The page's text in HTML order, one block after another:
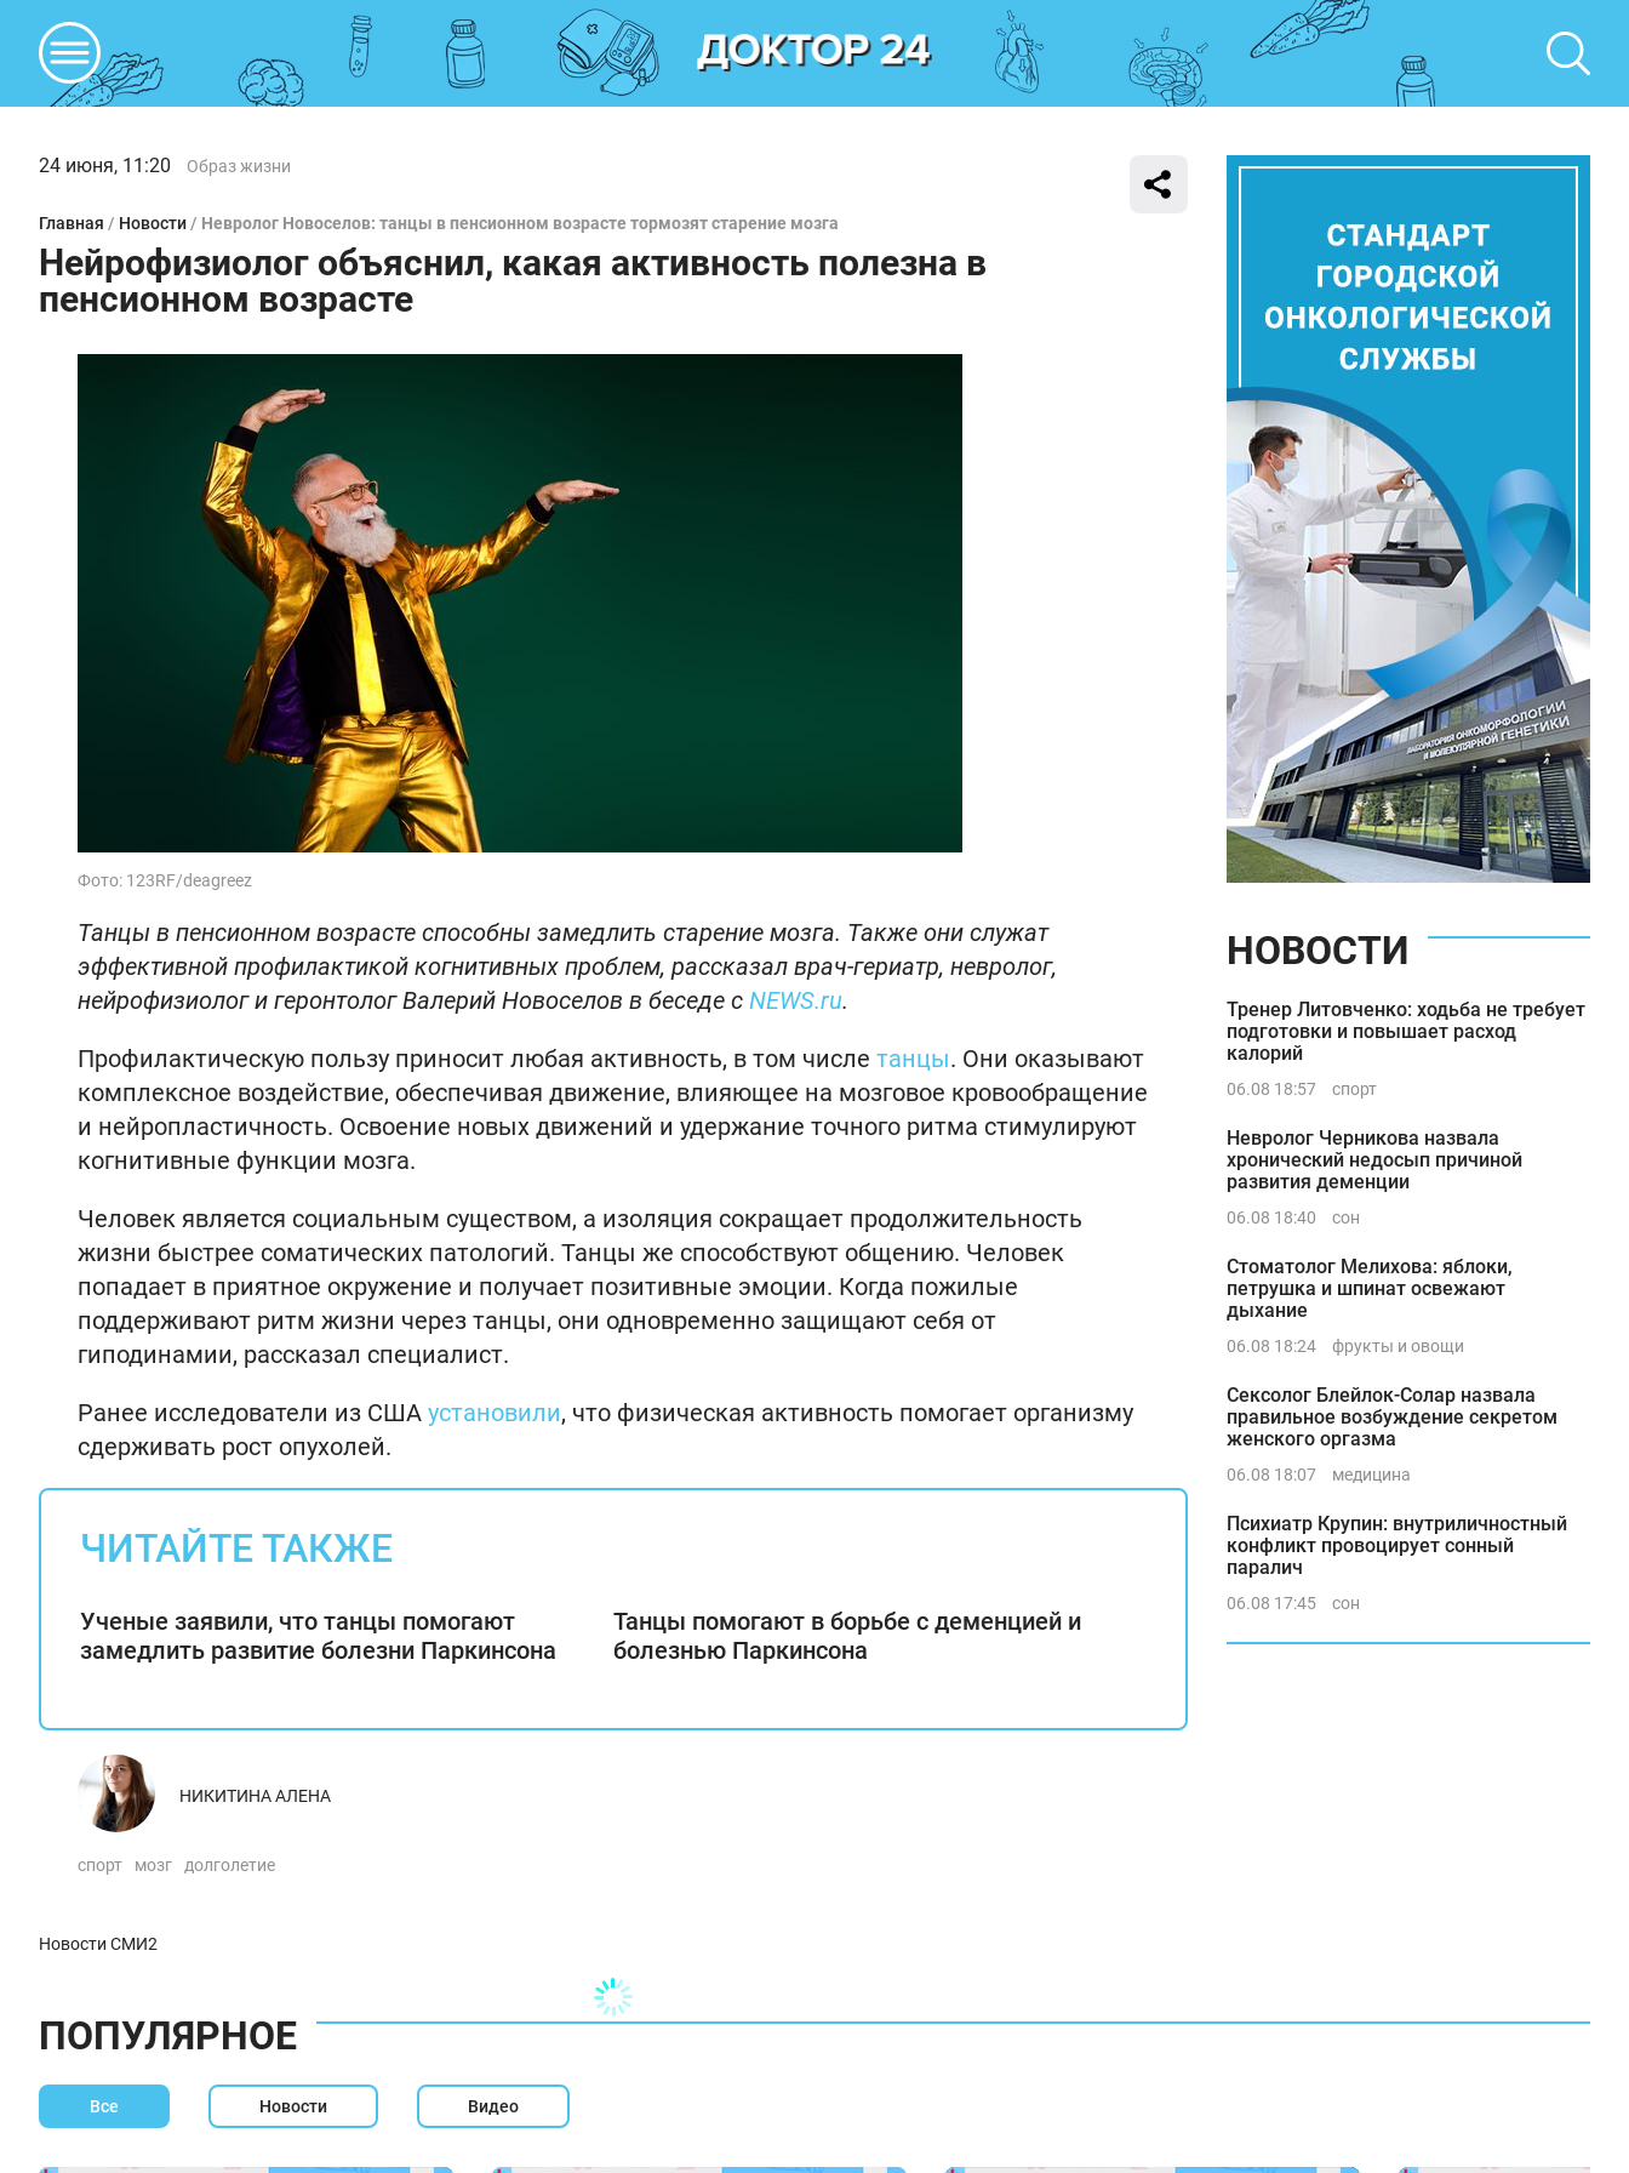
24 июня, 11:20 Образ жизни
Главная / Новости / Невролог Новоселов: танцы в пенсионном возрасте тормозят старение мозга
Нейрофизиолог объяснил, какая активность полезна в
пенсионном возрасте
Фото: 123RF/deagreez
Танцы в пенсионном возрасте способны замедлить старение мозга. Также они служат
эффективной профилактикой когнитивных проблем, рассказал врач-гериатр, невролог,
нейрофизиолог и геронтолог Валерий Новоселов в беседе с NEWS.ru.
Профилактическую пользу приносит любая активность, в том числе танцы. Они оказывают
комплексное воздействие, обеспечивая движение, влияющее на мозговое кровообращение
и нейропластичность. Освоение новых движений и удержание точного ритма стимулируют
когнитивные функции мозга.
Человек является социальным существом, а изоляция сокращает продолжительность
жизни быстрее соматических патологий. Танцы же способствуют общению. Человек
попадает в приятное окружение и получает позитивные эмоции. Когда пожилые
поддерживают ритм жизни через танцы, они одновременно защищают себя от
гиподинамии, рассказал специалист.
Ранее исследователи из США установили, что физическая активность помогает организму
сдерживать рост опухолей.
ЧИТАЙТЕ ТАКЖЕ
Ученые заявили, что танцы помогают
замедлить развитие болезни Паркинсона
Танцы помогают в борьбе с деменцией и
болезнью Паркинсона
НИКИТИНА АЛЕНА
спорт мозг долголетие
Новости СМИ2
НОВОСТИ
Тренер Литовченко: ходьба не требует
подготовки и повышает расход
калорий
06.08 18:57 спорт
Невролог Черникова назвала
хронический недосып причиной
развития деменции
06.08 18:40 сон
Стоматолог Мелихова: яблоки,
петрушка и шпинат освежают
дыхание
06.08 18:24 фрукты и овощи
Сексолог Блейлок-Солар назвала
правильное возбуждение секретом
женского оргазма
06.08 18:07 медицина
Психиатр Крупин: внутриличностный
конфликт провоцирует сонный
паралич
06.08 17:45 сон
ПОПУЛЯРНОЕ
Все Новости Видео